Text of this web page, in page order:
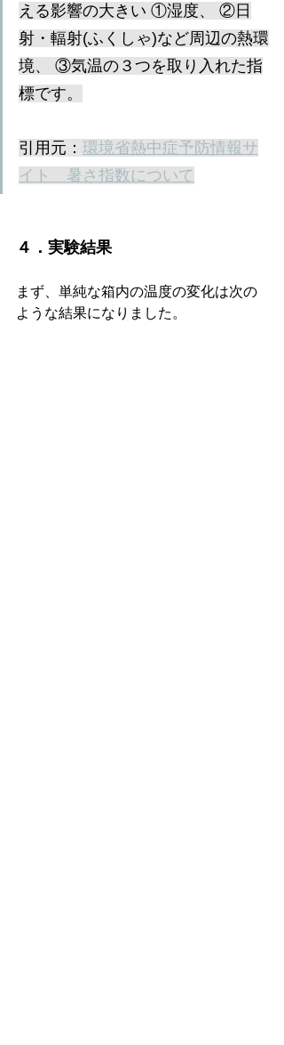
える影響の大きい ①湿度、 ②日
射・輻射(ふくしゃ)など周辺の熱環
境、 ③気温の３つを取り入れた指
標です。
引用元： 環境省熱中症予防情報サ
イト　暑さ指数について
４．実験結果
まず、単純な箱内の温度の変化は次の
ような結果になりました。